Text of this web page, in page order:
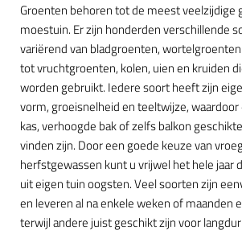
Groenten behoren tot de meest veelzijdige
moestuin. Er zijn honderden verschillende
variërend van bladgroenten,
tot vruchtgroenten, kolen, uien en kruiden
worden gebruikt. Iedere soort heeft zijn
vorm, groeisnelheid en teeltwijze,
kas, verhoogde bak of zelfs balkon
vinden zijn. Door een goede keuze van
herfstgewassen kunt u vrijwel het hele jaar
uit eigen tuin oogsten. Veel soorten zijn
en leveren al na enkele weken of maanden
terwijl andere juist geschikt zijn voor